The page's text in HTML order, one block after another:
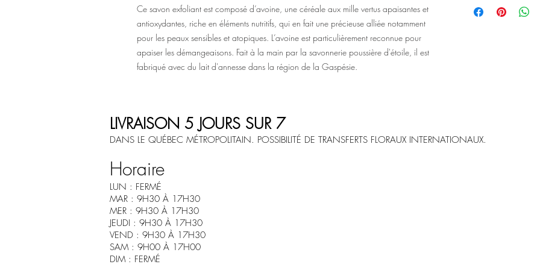
Ce savon exfoliant est composé d’avoine, une céréale aux mille vertus apaisantes et
antioxydantes, riche en éléments nutritifs, qui en fait une précieuse alliée notamment
pour les peaux sensibles et atopiques. L’avoine est particulièrement reconnue pour
apaiser les démangeaisons. Fait à la main par la savonnerie poussière d'étoile, il est
fabriqué avec du lait d'annesse dans la région de la Gaspésie.
selon les saisons et les
LIVRAISON 5 JOURS SUR 7
DANS LE QUÉBEC MÉTROPOLITAIN. POSSIBILITÉ DE TRANSFERTS FLORAUX INTERNATIONAUX.
Horaire
LUN : FERMÉ
MAR : 9H30 À 17H30
MER : 9H30 À 17H30
JEUDI : 9H30 À 17H30
VEND : 9H30 À 17H30
SAM : 9H00 À 17H00
DIM : FERMÉ